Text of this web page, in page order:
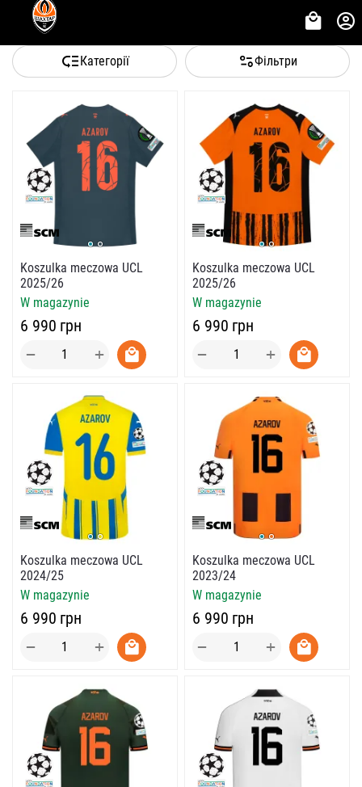
Категорії Фільтри
Koszulka meczowa UCL
2025/26
W magazynie
‍6 990‍ грн
+
−
Koszulka meczowa UCL
2025/26
W magazynie
‍6 990‍ грн
+
−
Koszulka meczowa UCL
2024/25
W magazynie
‍6 990‍ грн
+
−
Koszulka meczowa UCL
2023/24
W magazynie
‍6 990‍ грн
+
−